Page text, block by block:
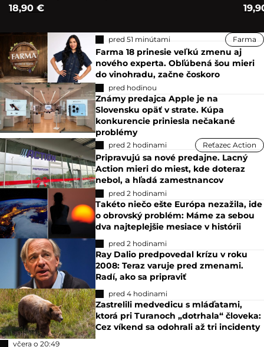
18,90 €
pred 51 minútami Farma
Farma 18 prinesie veľkú zmenu aj
nového experta. Obľúbená šou mieri
do vinohradu, začne čoskoro
pred hodinou
Známy predajca Apple je na
Slovensku opäť v strate. Kúpa
konkurencie priniesla nečakané
problémy
pred 2 hodinami Reťazec Action
Pripravujú sa nové predajne. Lacný
Action mieri do miest, kde doteraz
nebol, a hľadá zamestnancov
pred 2 hodinami
Takéto niečo ešte Európa nezažila, ide
o obrovský problém: Máme za sebou
dva najteplejšie mesiace v histórii
pred 2 hodinami
Ray Dalio predpovedal krízu v roku
2008: Teraz varuje pred zmenami.
Radí, ako sa pripraviť
pred 4 hodinami
Zastrelili medvedicu s mláďatami,
ktorá pri Turanoch „dotrhala“ človeka:
Cez víkend sa odohrali až tri incidenty
včera o 20:49